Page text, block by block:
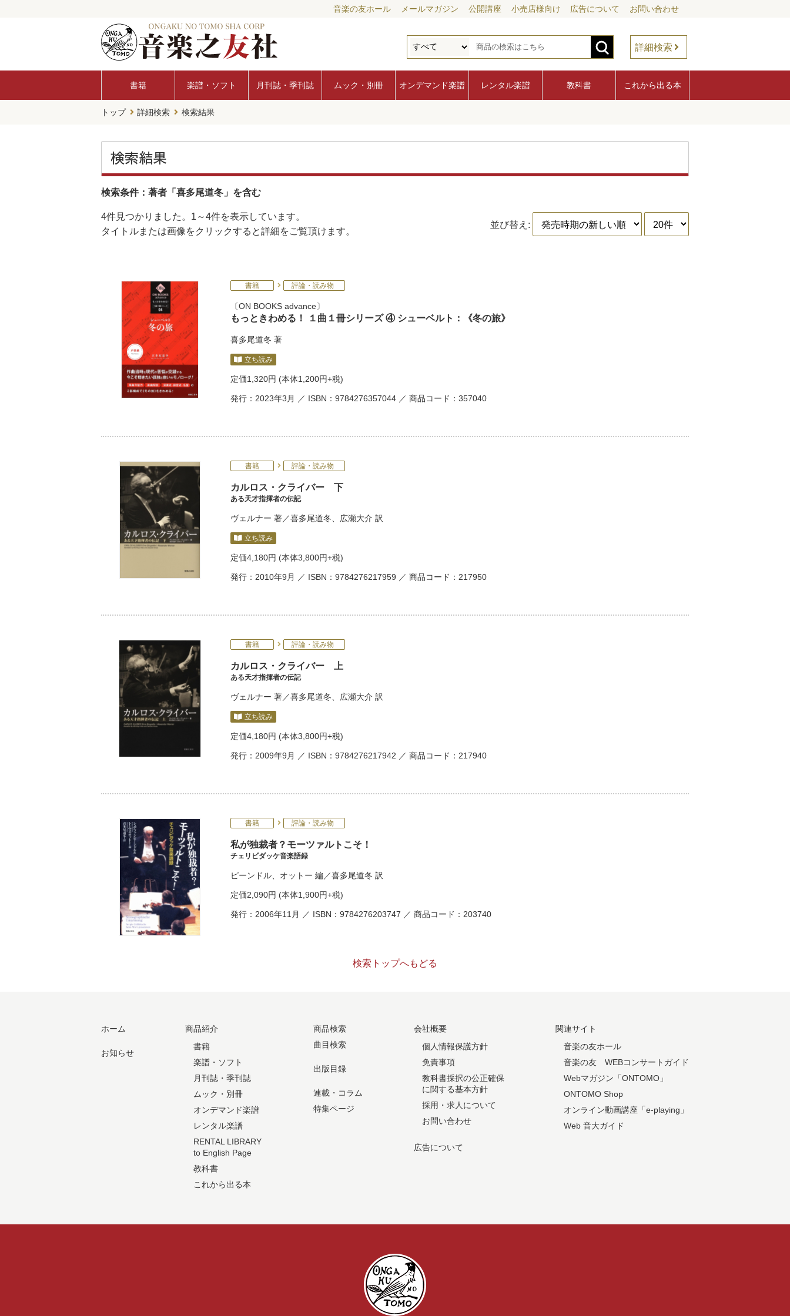
音楽の友ホール メールマガジン 公開講座 小売店様向け 広告について お問い合わせ
詳細検索
書籍 楽譜・ソフト 月刊誌・季刊誌 ムック・別冊 オンデマンド楽譜 レンタル楽譜 教科書 これから出る本
トップ 詳細検索 検索結果
検索結果
検索条件：著者「喜多尾道冬」を含む
4件見つかりました。 1～4件を表示しています。
タイトルまたは画像をクリックすると詳細をご覧頂けます。
並び替え:
書籍 評論・読み物
ON BOOKS advance
もっときわめる！ １曲１冊シリーズ ④ シューベルト：《冬の旅》
喜多尾道冬 著
立ち読み
定価1,320円 (本体1,200円+税)
発行：2023年3月 ／ ISBN：9784276357044 ／ 商品コード：357040
書籍 評論・読み物
カルロス・クライバー 下
ある天才指揮者の伝記
ヴェルナー 著／喜多尾道冬 広瀬大介 訳
立ち読み
定価4,180円 (本体3,800円+税)
発行：2010年9月 ／ ISBN：9784276217959 ／ 商品コード：217950
書籍 評論・読み物
カルロス・クライバー 上
ある天才指揮者の伝記
ヴェルナー 著／喜多尾道冬 広瀬大介 訳
立ち読み
定価4,180円 (本体3,800円+税)
発行：2009年9月 ／ ISBN：9784276217942 ／ 商品コード：217940
書籍 評論・読み物
私が独裁者？モーツァルトこそ！
チェリビダッケ音楽語録
ピーンドル オットー 編／喜多尾道冬 訳
定価2,090円 (本体1,900円+税)
発行：2006年11月 ／ ISBN：9784276203747 ／ 商品コード：203740
検索トップへもどる
ホーム
お知らせ
商品紹介
書籍
楽譜・ソフト
月刊誌・季刊誌
ムック・別冊
オンデマンド楽譜
レンタル楽譜
RENTAL LIBRARY
to English Page
教科書
これから出る本
商品検索
曲目検索
出版目録
連載・コラム
特集ページ
会社概要
個人情報保護方針
免責事項
教科書採択の公正確保
に関する基本方針
採用・求人について
お問い合わせ
広告について
関連サイト
音楽の友ホール
音楽の友 WEBコンサートガイド
Webマガジン「ONTOMO」
ONTOMO Shop
オンライン動画講座「e-playing」
Web 音大ガイド